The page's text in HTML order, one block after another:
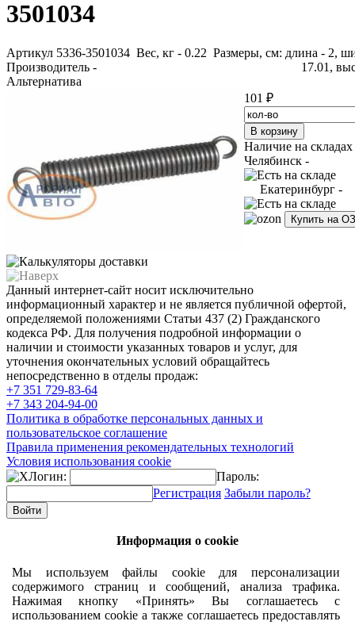
3501034
Артикул 5336-3501034
Производитель -
Альтернатива
Вес, кг - 0.22 Размеры, см: длина - 2,
17.01,
101 ₽
Наличие на складах
Челябинск -
Екатеринбург -
Купить на
Данный интернет-сайт носит исключительно
информационный характер и не является публичной офертой,
определяемой положениями Статьи 437 (2) Гражданского
кодекса РФ. Для получения подробной информации о
наличии и стоимости указанных товаров и услуг, для
уточнения окончательных условий обращайтесь
непосредственно в отделы продаж:
+7 351 729-83-64
+7 343 204-94-00
Политика в обработке персональных данных и
пользовательское соглашение
Правила применения рекомендательных технологий
Условия использования cookie
Логин:
Пароль:
Регистрация Забыли пароль?
Информация о cookie
Мы используем файлы cookie для персонализации
содержимого страниц и сообщений, анализа трафика.
Нажимая кнопку «Принять» Вы соглашаетесь с
использованием cookie а также соглашаетесь предоставлять